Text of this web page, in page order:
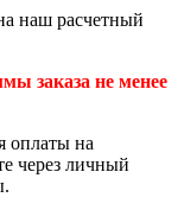
наш расчетный
заказа не менее
оплаты на
через личный